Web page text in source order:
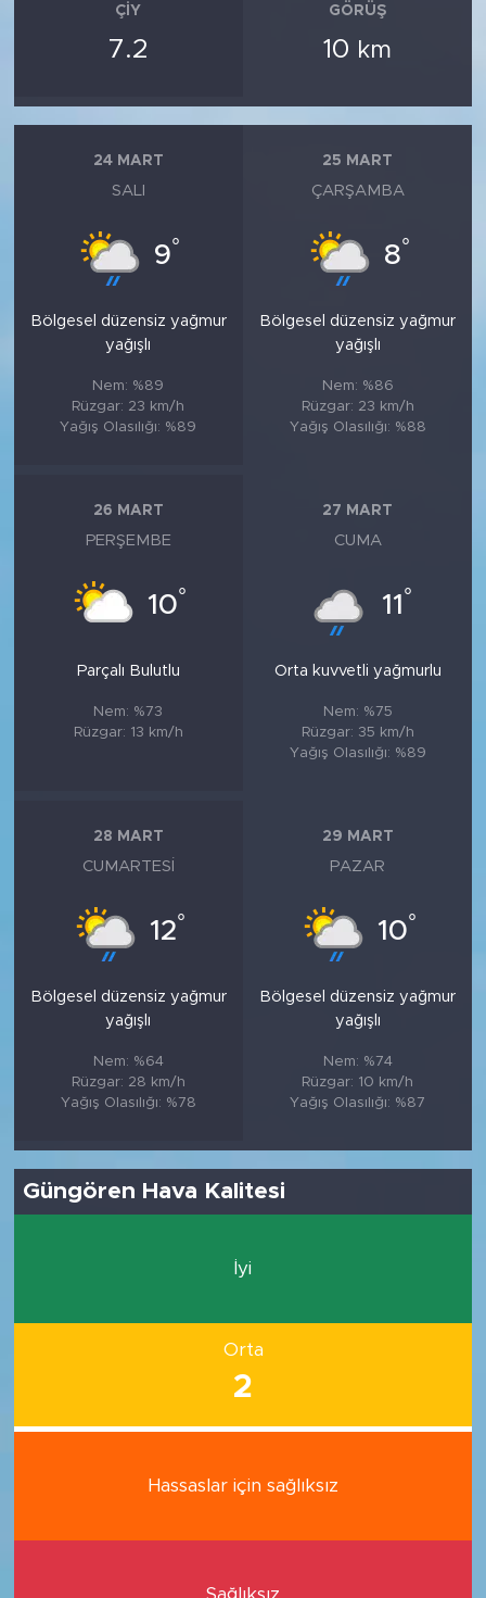
ÇIY
7.2
GÖRÜŞ
10 km
24 MART
SALI
9°
Bölgesel düzensiz yağmur
yağışlı
Nem: %89
Rüzgar: 23 km/h
Yağış Olasılığı: %89
25 MART
ÇARŞAMBA
8°
Bölgesel düzensiz yağmur
yağışlı
Nem: %86
Rüzgar: 23 km/h
Yağış Olasılığı: %88
26 MART
PERŞEMBE
10°
Parçalı Bulutlu
Nem: %73
Rüzgar: 13 km/h
27 MART
CUMA
11 °
Orta kuvvetli yağmurlu
Nem: %75
Rüzgar: 35 km/h
Yağış Olasılığı: %89
28 MART
CUMARTESI
12°
Bölgesel düzensiz yağmur
yağışlı
Nem: %64
Rüzgar: 28 km/h
Yağış Olasılığı: %78
29 MART
PAZAR
10°
Bölgesel düzensiz yağmur
yağışlı
Nem: %74
Rüzgar: 10 km/h
Yağış Olasılığı: %87
Güngören Hava Kalitesi
İyi
Orta
2
Hassaslar için sağlıksız